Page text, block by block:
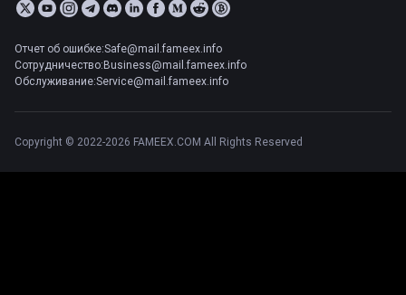
Отчет об ошибке:Safe@mail.fameex.info
Сотрудничество:Business@mail.fameex.info
Обслуживание:Service@mail.fameex.info
Copyright © 2022-2026 FAMEEX.COM All Rights Reserved